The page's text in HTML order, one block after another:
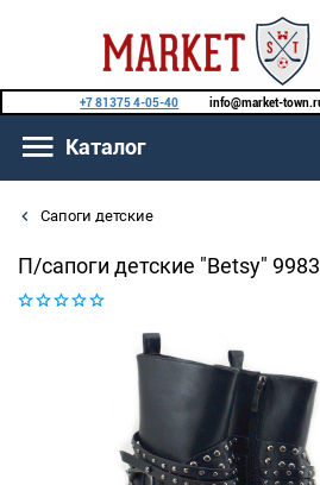
+7 81375 4-05-40 info@market-
Каталог
Сапоги детские
П/сапоги детские "Betsy"